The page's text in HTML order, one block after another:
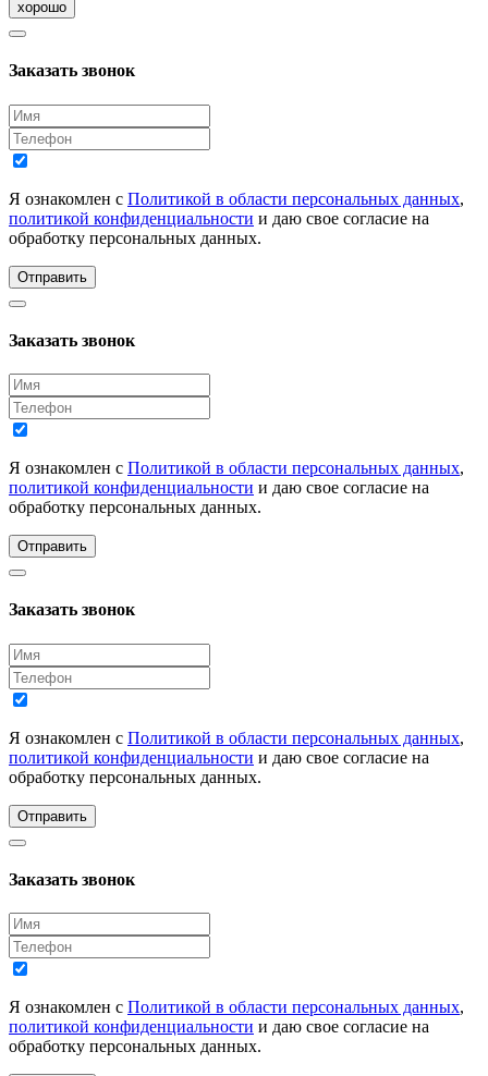
хорошо
Заказать звонок
Я ознакомлен с Политикой в области персональных данных,
политикой конфиденциальности и даю свое согласие на
обработку персональных данных.
Отправить
Заказать звонок
Я ознакомлен с Политикой в области персональных данных,
политикой конфиденциальности и даю свое согласие на
обработку персональных данных.
Отправить
Заказать звонок
Я ознакомлен с Политикой в области персональных данных,
политикой конфиденциальности и даю свое согласие на
обработку персональных данных.
Отправить
Заказать звонок
Я ознакомлен с Политикой в области персональных данных,
политикой конфиденциальности и даю свое согласие на
обработку персональных данных.